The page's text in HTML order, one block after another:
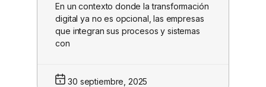
En un contexto donde la transformación
digital ya no es opcional, las empresas
que integran sus procesos y sistemas
con
30 septiembre, 2025